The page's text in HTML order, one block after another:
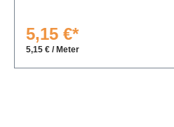
5,15 €*
5,15 € / Meter